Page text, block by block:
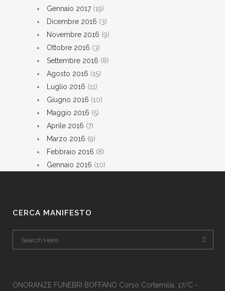
Gennaio 2017(19)
Dicembre 2016 (3)
Novembre 2016 (9)
Ottobre 2016 (3)
Settembre 2016 (8)
Agosto 2016 (15)
Luglio 2016 (11)
Giugno 2016 (10)
Maggio 2016 (5)
Aprile 2016 (7)
Marzo 2016 (9)
Febbraio 2016 (8)
Gennaio 2016 (10)
CERCA MANIFESTO
ONORANZE FUNEBRI BOFFANO Corso Cortemilia, 17/C -